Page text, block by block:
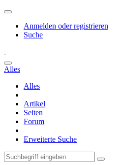
Anmelden oder registrieren
Suche
Alles
Alles
Artikel
Seiten
Forum
Erweiterte Suche